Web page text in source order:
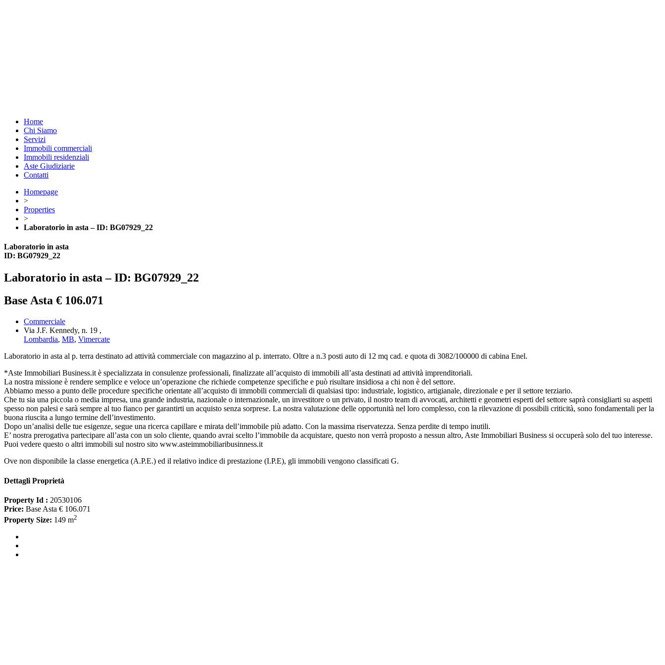
Home
Chi Siamo
Servizi
Immobili commerciali
Immobili residenziali
Aste Giudiziarie
Contatti
Homepage
>
Properties
>
Laboratorio in asta – ID: BG07929_22
Laboratorio in asta
ID: BG07929_22
Laboratorio in asta – ID: BG07929_22
Base Asta € 106.071
Commerciale
Via J.F. Kennedy, n. 19 ,
Lombardia, MB, Vimercate
Laboratorio in asta al p. terra destinato ad attività commerciale con magazzino al p. interrato. Oltre a n.3 posti auto di 12 mq cad. e quota di 3082/100000 di cabina Enel.
*Aste Immobiliari Business.it è specializzata in consulenze professionali, finalizzate all’acquisto di immobili all’asta destinati ad attività imprenditoriali.
La nostra missione è rendere semplice e veloce un’operazione che richiede competenze specifiche e può risultare insidiosa a chi non è del settore.
Abbiamo messo a punto delle procedure specifiche orientate all’acquisto di immobili commerciali di qualsiasi tipo: industriale, logistico, artigianale, direzionale e per il settore terziario.
Che tu sia una piccola o media impresa, una grande industria, nazionale o internazionale, un investitore o un privato, il nostro team di avvocati, architetti e geometri esperti del settore saprà consigliarti su aspetti
spesso non palesi e sarà sempre al tuo fianco per garantirti un acquisto senza sorprese. La nostra valutazione delle opportunità nel loro complesso, con la rilevazione di possibili criticità, sono fondamentali per la
buona riuscita a lungo termine dell’investimento.
Dopo un’analisi delle tue esigenze, segue una ricerca capillare e mirata dell’immobile più adatto. Con la massima riservatezza. Senza perdite di tempo inutili.
E’ nostra prerogativa partecipare all’asta con un solo cliente, quando avrai scelto l’immobile da acquistare, questo non verrà proposto a nessun altro, Aste Immobiliari Business si occuperà solo del tuo interesse.
Puoi vedere questo o altri immobili sul nostro sito www.asteimmobiliaribusinness.it
Ove non disponibile la classe energetica (A.P.E.) ed il relativo indice di prestazione (I.P.E), gli immobili vengono classificati G.
Dettagli Proprietà
Property Id : 20530106
Price: Base Asta € 106.071
Property Size: 149 m2